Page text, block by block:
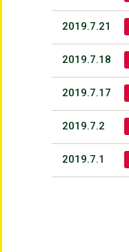
2019.7.21
2019.7.18
2019.7.17
2019.7.2
2019.7.1